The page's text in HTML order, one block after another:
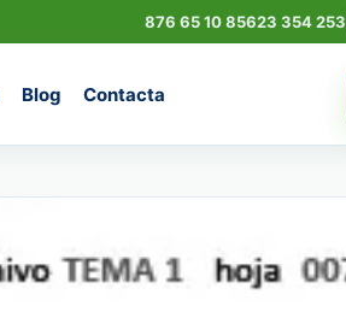
876 65 10 85623 354 253
Blog Contacta